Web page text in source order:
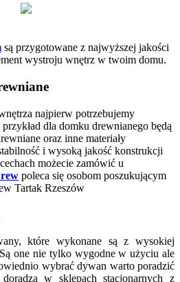
są przygotowane z najwyższej jakości
wystroju wnętrz w twoim domu.
najpierw potrzebujemy
dla domku drewnianego będą
oraz inne materiały
i wysoką jakość konstrukcji
możecie zamówić u
poleca się osobom poszukującym
które wykonane są z wysokiej
one nie tylko wygodne w użyciu ale
wybrać dywan warto poradzić
w sklepach stacjonarnych z